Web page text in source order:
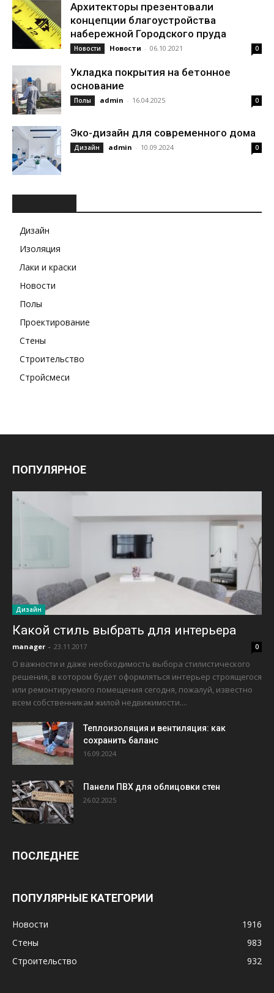
Архитекторы презентовали
концепции благоустройства
набережной Городского пруда
Новости Новости - 06.10.2021 0
Укладка покрытия на бетонное
основание
Полы admin - 16.04.2025 0
Эко-дизайн для современного дома
Дизайн admin - 10.09.2024 0
Дизайн
Изоляция
Лаки и краски
Новости
Полы
Проектирование
Стены
Строительство
Стройсмеси
ПОПУЛЯРНОЕ
Дизайн
Какой стиль выбрать для интерьера
manager - 23.11.2017 0
О важности и даже необходимость выбора стилистического
решения, в котором будет оформляться интерьер строящегося
или ремонтируемого помещения сегодня, пожалуй, известно
всем собственникам жилой недвижимости....
Теплоизоляция и вентиляция: как
сохранить баланс
16.09.2024
Панели ПВХ для облицовки стен
26.02.2025
ПОСЛЕДНЕЕ
ПОПУЛЯРНЫЕ КАТЕГОРИИ
Новости
1916
Стены
983
Строительство
932